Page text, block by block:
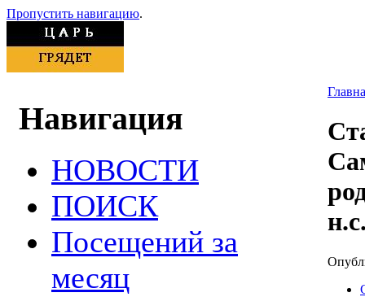
Пропустить навигацию.
Навигация
НОВОСТИ
ПОИСК
Посещений за
месяц